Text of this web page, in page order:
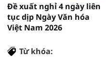
Đề xuất nghỉ 4 ngày liên
tục dịp Ngày Văn hóa
Việt Nam 2026
Từ khóa: